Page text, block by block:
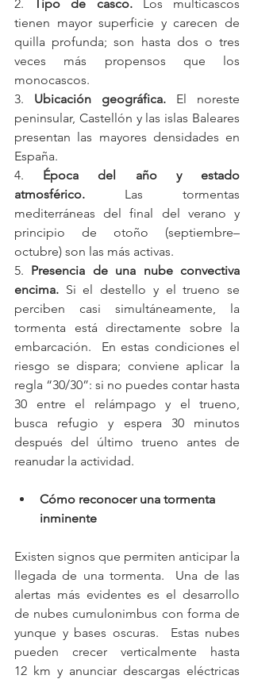
2. Tipo de casco. Los multicascos
tienen mayor superficie y carecen de
quilla profunda; son hasta dos o tres
veces más propensos que los
monocascos.
3. Ubicación geográfica. El noreste
peninsular, Castellón y las islas Baleares
presentan las mayores densidades en
España.
4. Época del año y estado
atmosférico. Las tormentas
mediterráneas del final del verano y
principio de otoño (septiembre–
octubre) son las más activas.
5. Presencia de una nube convectiva
encima. Si el destello y el trueno se
perciben casi simultáneamente, la
tormenta está directamente sobre la
embarcación.  En estas condiciones el
riesgo se dispara; conviene aplicar la
regla “30/30”: si no puedes contar hasta
30 entre el relámpago y el trueno,
busca refugio y espera 30 minutos
después del último trueno antes de
reanudar la actividad.
Cómo reconocer una tormenta
inminente
Existen signos que permiten anticipar la
llegada de una tormenta.  Una de las
alertas más evidentes es el desarrollo
de nubes cumulonimbus con forma de
yunque y bases oscuras.  Estas nubes
pueden crecer verticalmente hasta
12 km y anunciar descargas eléctricas